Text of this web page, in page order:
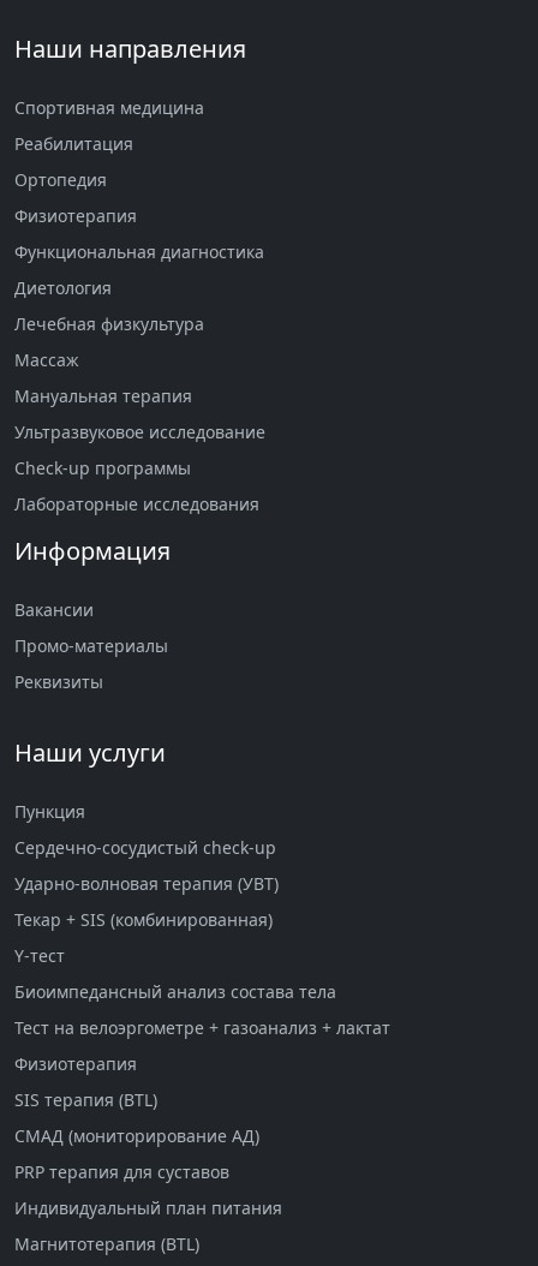
Наши направления
Спортивная медицина
Реабилитация
Ортопедия
Физиотерапия
Функциональная диагностика
Диетология
Лечебная физкультура
Массаж
Мануальная терапия
Ультразвуковое исследование
Check-up программы
Лабораторные исследования
Информация
Вакансии
Промо-материалы
Реквизиты
Наши услуги
Пункция
Сердечно-сосудистый check-up
Ударно-волновая терапия (УВТ)
Текар + SIS (комбинированная)
Y-тест
Биоимпедансный анализ состава тела
Тест на велоэргометре + газоанализ + лактат
Физиотерапия
SIS терапия (BTL)
СМАД (мониторирование АД)
PRP терапия для суставов
Индивидуальный план питания
Магнитотерапия (BTL)